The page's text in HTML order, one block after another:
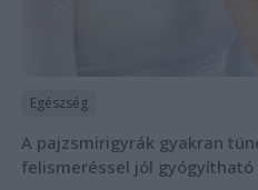
Egészség
A pajzsmirigyrák gyakran
felismeréssel jól gyógyítható